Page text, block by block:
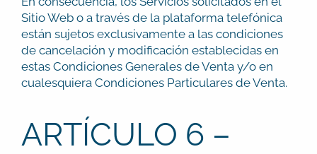
Sitio Web o a través de la plataforma telefónica
están sujetos exclusivamente a las condiciones
de cancelación y modificación establecidas en
estas Condiciones Generales de Venta y/o en
cualesquiera Condiciones Particulares de Venta.
ARTÍCULO 6 –